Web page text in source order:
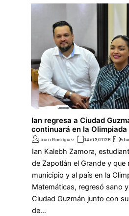
Ian regresa a Ciudad
continuará en la Olimpiada
Lauro Rodríguez 04/03/2026
Ian Kalebh Zamora,
de Zapotlán el Grande y que
municipio y al país en la
Matemáticas, regresó sano
Ciudad Guzmán junto con
de…